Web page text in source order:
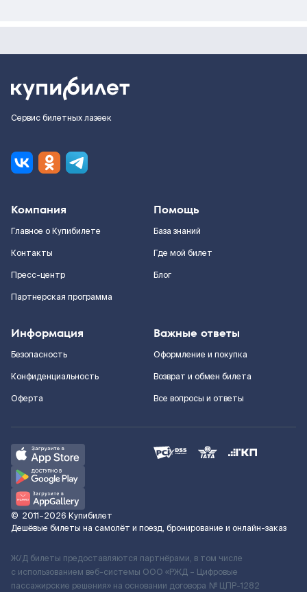
Сервис билетных лазеек
Компания
Главное о Купибилете
Контакты
Пресс-центр
Партнерская программа
Помощь
База знаний
Где мой билет
Блог
Информация
Безопасность
Конфиденциальность
Оферта
Важные ответы
Оформление и покупка
Возврат и обмен билета
Все вопросы и ответы
© 2011–2026 Купибилет
Дешёвые билеты на самолёт и поезд, бронирование и онлайн-заказ
Ж/Д билеты предоставляются партнёрами, в том числе
с использованием веб-системы ООО «РЖД – Цифровые
пассажирские решения» на основании договора № ЦПР-1282